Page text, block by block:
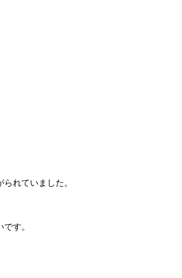
れていました。
す。